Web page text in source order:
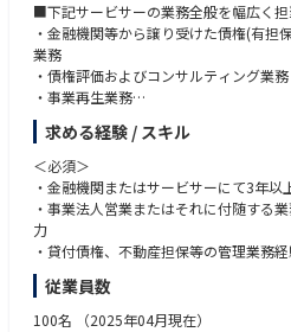
■下記サービサーの業務全般を幅広く担
・金融機関等から譲り受けた債権(有担
業務
・債権評価およびコンサルティング業務
・事業再生業務
・金融機関等からの債権買取業務
・債権管理回収のバックオフィス業務
求める経験 / スキル
＜必須＞
・金融機関またはサービサーにて3年
・事業法人営業またはそれに付随する
力
・貸付債権、不動産担保等の管理業務
＜歓迎＞
・不良債権の管理回収または買取業務の
・不良債権に関する大量のデータからの
従業員数
100名 （2025年04月現在）